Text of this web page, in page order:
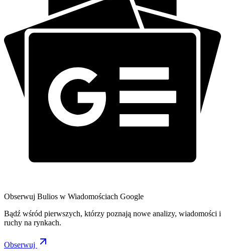
Obserwuj Bulios w Wiadomościach Google
Bądź wśród pierwszych, którzy poznają nowe analizy, wiadomości i
ruchy na rynkach.
Obserwuj